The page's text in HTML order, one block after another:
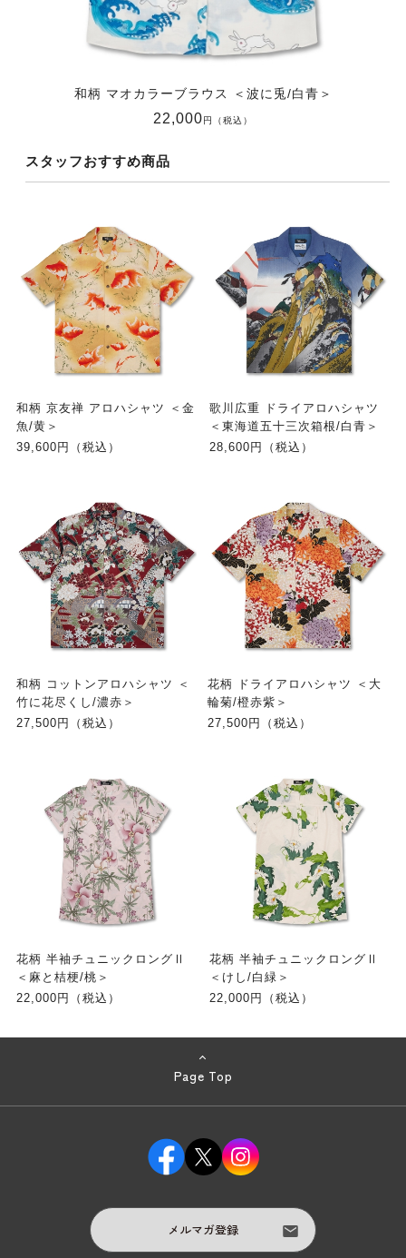
和柄 マオカラーブラウス ＜波に兎/白青＞
22,000円（税込）
スタッフおすすめ商品
和柄 京友禅 アロハシャツ ＜金
魚/黄＞
39,600円（税込）
歌川広重 ドライアロハシャツ
＜東海道五十三次箱根/白青＞
28,600円（税込）
和柄 コットンアロハシャツ ＜
竹に花尽くし/濃赤＞
27,500円（税込）
花柄 ドライアロハシャツ ＜大
輪菊/橙赤紫＞
27,500円（税込）
花柄 半袖チュニックロングⅡ
＜麻と桔梗/桃＞
22,000円（税込）
花柄 半袖チュニックロングⅡ
＜けし/白緑＞
22,000円（税込）
Page Top
メルマガ登録